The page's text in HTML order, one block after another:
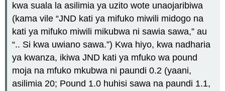
kwa suala la asilimia ya uzito wote unaojaribiwa
(kama vile “JND kati ya mifuko miwili midogo na
kati ya mifuko miwili mikubwa ni sawia sawa,” au
“.. Si kwa uwiano sawa.”) Kwa hiyo, kwa nadharia
ya kwanza, ikiwa JND kati ya mfuko wa pound
moja na mfuko mkubwa ni paundi 0.2 (yaani,
asilimia 20; Pound 1.0 huhisi sawa na paundi 1.1,